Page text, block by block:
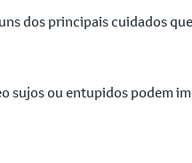
dos principais cuidados
sujos ou entupidos podem